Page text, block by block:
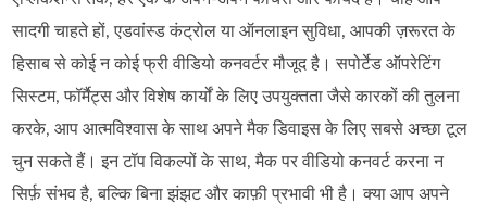
सादगी चाहते हों, एडवांस्ड कंट्रोल या ऑनलाइन सुविधा, आपकी ज़रूरत के
हिसाब से कोई न कोई फ्री वीडियो कनवर्टर मौजूद है। सपोर्टेड ऑपरेटिंग
सिस्टम, फॉर्मैट्स और विशेष कार्यों के लिए उपयुक्तता जैसे कारकों की तुलना
करके, आप आत्मविश्वास के साथ अपने मैक डिवाइस के लिए सबसे अच्छा टूल
चुन सकते हैं। इन टॉप विकल्पों के साथ, मैक पर वीडियो कनवर्ट करना न
सिर्फ़ संभव है, बल्कि बिना झंझट और काफ़ी प्रभावी भी है। क्या आप अपने